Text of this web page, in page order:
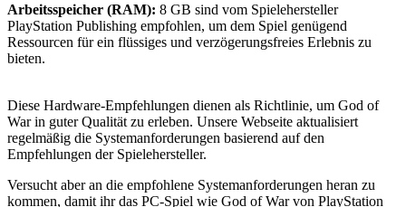
Arbeitsspeicher (RAM): 8 GB sind vom Spielehersteller
PlayStation Publishing empfohlen, um dem Spiel genügend
Ressourcen für ein flüssiges und verzögerungsfreies Erlebnis zu
bieten.
Diese Hardware-Empfehlungen dienen als Richtlinie, um God of
War in guter Qualität zu erleben. Unsere Webseite aktualisiert
regelmäßig die Systemanforderungen basierend auf den
Empfehlungen der Spielehersteller.
Versucht aber an die empfohlene Systemanforderungen heran zu
kommen, damit ihr das PC-Spiel wie God of War von PlayStation